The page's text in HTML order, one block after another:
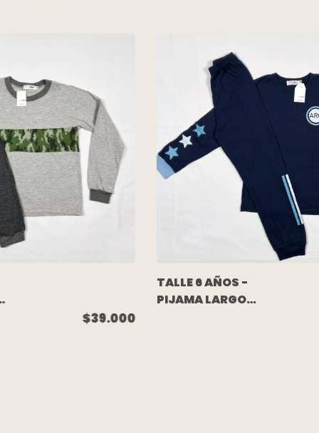
$39.000
TALLE 6 AÑOS -
PIJAMA LARGO